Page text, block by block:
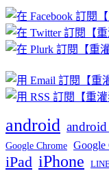
章
分
類
android
Google Chrome Google
iPad iPhone